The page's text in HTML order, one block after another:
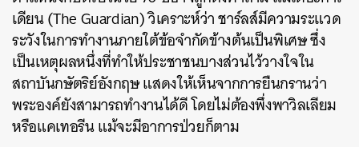
เดียน (The Guardian) วิเคราะห์ว่า ชาร์ลส์มีความระแวด
ระวังในการทำงานภายใต้ข้อจำกัดข้างต้นเป็นพิเศษ ซึ่ง
เป็นเหตุผลหนึ่งที่ทำให้ประชาชนบางส่วนไว้วางใจใน
สถาบันกษัตริย์อังกฤษ แสดงให้เห็นจากการยืนกรานว่า
พระองค์ยังสามารถทำงานได้ดี โดยไม่ต้องพึ่งพาวิลเลียม
หรือแคเทอรีน แม้จะมีอาการป่วยก็ตาม